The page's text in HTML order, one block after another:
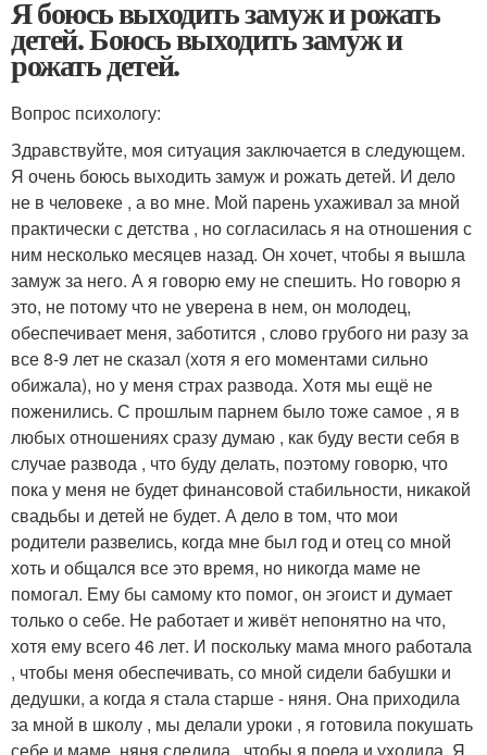
Я боюсь выходить замуж и рожать
детей. Боюсь выходить замуж и
рожать детей.
Вопрос психологу:
Здравствуйте, моя ситуация заключается в следующем.
Я очень боюсь выходить замуж и рожать детей. И дело
не в человеке , а во мне. Мой парень ухаживал за мной
практически с детства , но согласилась я на отношения с
ним несколько месяцев назад. Он хочет, чтобы я вышла
замуж за него. А я говорю ему не спешить. Но говорю я
это, не потому что не уверена в нем, он молодец,
обеспечивает меня, заботится , слово грубого ни разу за
все 8-9 лет не сказал (хотя я его моментами сильно
обижала), но у меня страх развода. Хотя мы ещё не
поженились. С прошлым парнем было тоже самое , я в
любых отношениях сразу думаю , как буду вести себя в
случае развода , что буду делать, поэтому говорю, что
пока у меня не будет финансовой стабильности, никакой
свадьбы и детей не будет. А дело в том, что мои
родители развелись, когда мне был год и отец со мной
хоть и общался все это время, но никогда маме не
помогал. Ему бы самому кто помог, он эгоист и думает
только о себе. Не работает и живёт непонятно на что,
хотя ему всего 46 лет. И поскольку мама много работала
, чтобы меня обеспечивать, со мной сидели бабушки и
дедушки, а когда я стала старше - няня. Она приходила
за мной в школу , мы делали уроки , я готовила покушать